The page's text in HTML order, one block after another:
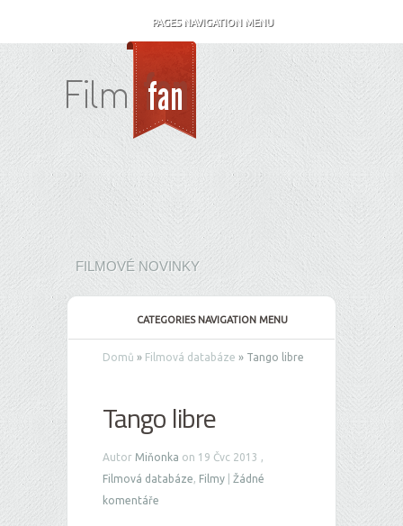
PAGES NAVIGATION MENU
FILMOVÉ NOVINKY
CATEGORIES NAVIGATION MENU
Domů » Filmová databáze » Tango libre
Tango libre
Autor Miňonka on 19 Čvc 2013 ,
Filmová databáze, Filmy
Žádné
komentáře